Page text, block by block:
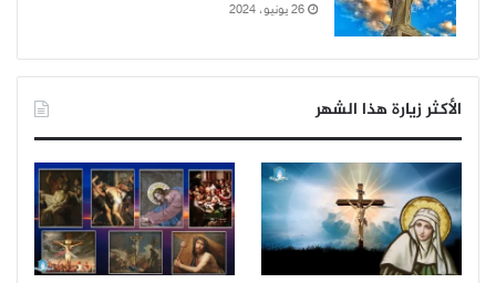
26 يونيو، 2024
الأكثر زيارة هذا الشهر